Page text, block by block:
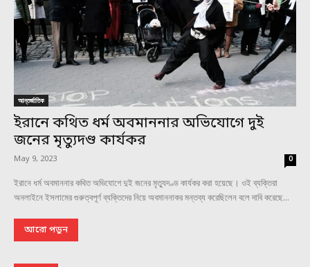
আন্তর্জাতিক
ইরানে কথিত ধর্ম অবমাননার অভিযোগে দুই
জনের মৃত্যুদণ্ড কার্যকর
May 9, 2023 0
ইরানে ধর্ম অবমাননার কথিত অভিযোগে দুই জনের মৃত্যুদণ্ড কার্যকর করা হয়েছে। ওই ব্যক্তিরা
অনলাইনে ইসলামের গুরুত্বপূর্ণ ব্যক্তিদের নিয়ে অবমাননাকর মন্তব্য করেছিলেন বলে দাবি করেছে...
আরো পড়ুন